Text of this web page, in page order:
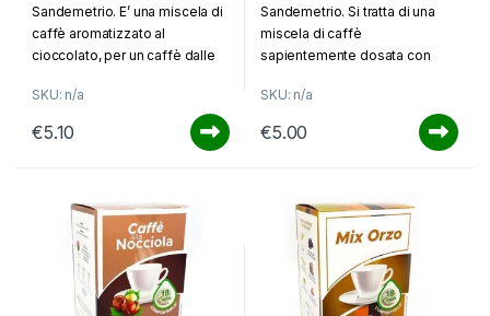
t
o
f
5
Sandemetrio. E’ una miscela di
caffè aromatizzato al
cioccolato, per un caffè dalle
Confezione da 18 cialde.
SKU: n/a
€5.10
t
o
f
5
Sandemetrio. Si tratta di una
miscela di caffè
sapientemente dosata con
bevanda molto piacevole dal
sapore di Sicilia. Confezione
da 18 cialde.
SKU: n/a
€5.00